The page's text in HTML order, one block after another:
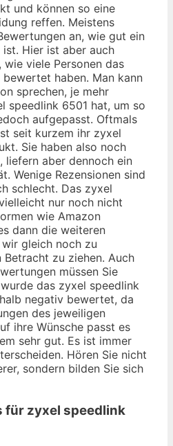
und können so eine
reffen. Meistens
an, wie gut ein
Hier ist aber auch
viele Personen das
haben. Man kann
sprechen, je mehr
speedlink 6501 hat, um so
aufgepasst. Oftmals
seit kurzem ihr zyxel
Sie haben also noch
liefern aber dennoch ein
Wenige Rezensionen sind
schlecht. Das zyxel
nur noch nicht
wie Amazon
dann die weiteren
gleich noch zu
Betracht zu ziehen. Auch
müssen Sie
das zyxel speedlink
negativ bewertet, da
des jeweiligen
ihre Wünsche passt es
sehr gut. Es ist immer
Hören Sie nicht
sondern bilden Sie sich
für zyxel speedlink